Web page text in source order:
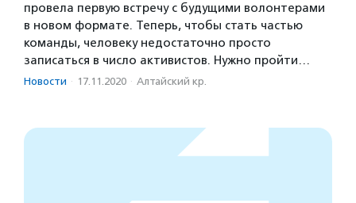
провела первую встречу с будущими волонтерами
в новом формате. Теперь, чтобы стать частью
команды, человеку недостаточно просто
записаться в число активистов. Нужно пройти…
Новости · 17.11.2020 · Алтайский кр.